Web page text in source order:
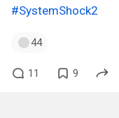
#SystemShock2
44
11 9